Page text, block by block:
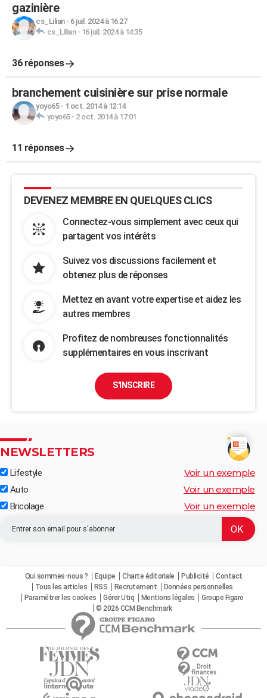
gazinière
cs_Lilian- 6 juil. 2024 à 16:27
cs_Lilian- 16 juil. 2024 à 14:35
36 réponses
branchement cuisinière sur prise normale
yoyo65- 1 oct. 2014 à 12:14
yoyo65- 2 oct. 2014 à 17:01
11 réponses
DEVENEZ MEMBRE EN QUELQUES CLICS
Connectez-vous simplement avec ceux qui
partagent vos intérêts
Suivez vos discussions facilement et
obtenez plus de réponses
Mettez en avant votre expertise et aidez les
autres membres
Profitez de nombreuses fonctionnalités
supplémentaires en vous inscrivant
S'INSCRIRE
NEWSLETTERS
Lifestyle Voir un exemple
Auto Voir un exemple
Bricolage Voir un exemple
Qui sommes-nous ? Equipe Charte éditoriale Publicité
Contact
Tous les articles
RSS Recrutement
Données personnelles
Paramétrer les cookies
Gérer Utiq Mentions légales
Groupe Figaro
© 2026 CCM Benchmark